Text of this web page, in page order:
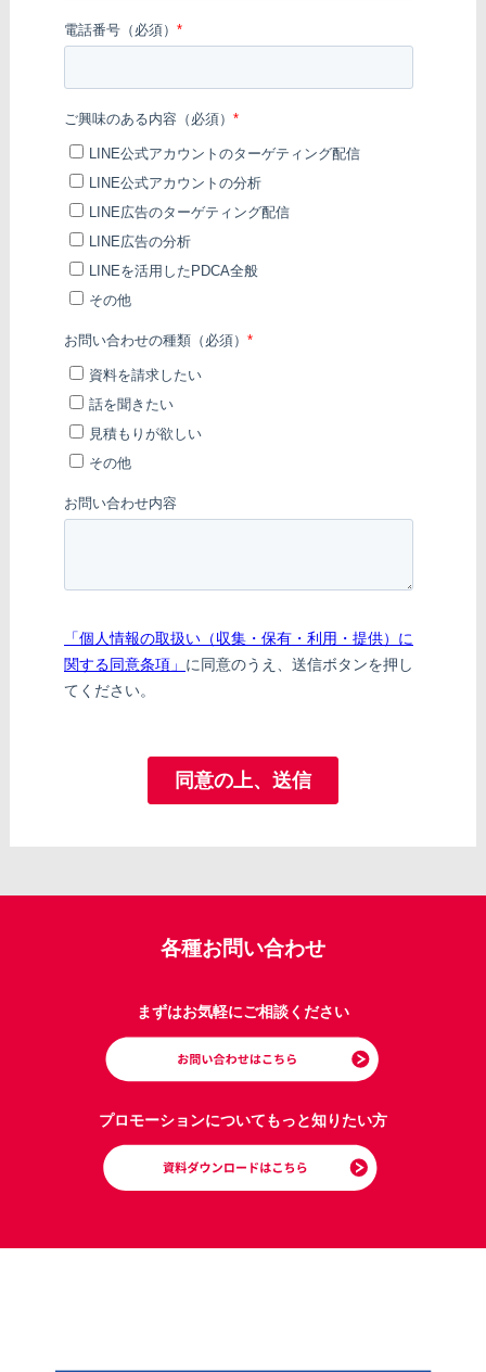
各種お問い合わせ
まずはお気軽にご相談ください
プロモーションについてもっと知りたい方